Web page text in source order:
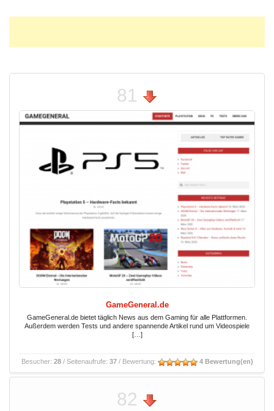
81
GameGeneral.de
GameGeneral.de bietet täglich News aus dem Gaming für alle Plattformen.
Außerdem werden Tests und andere spannende Artikel rund um Videospiele
[…]
Besucher: 28/ Seitenaufrufe: 37/ Bewertung: 4 Bewertung(en)
82